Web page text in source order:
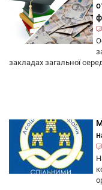
закладах загальної